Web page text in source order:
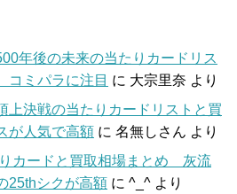
年後の未来の当たりカードリス
コミパラに注目 に 大宗里奈 より
決戦の当たりカードリストと買
が人気で高額 に 名無しさん より
カードと買取相場まとめ 灰流
25thシクが高額 に ^_^ より